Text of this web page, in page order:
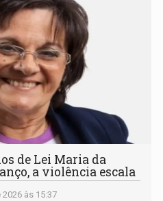
de Lei Maria da
a violência escala
às 15:37